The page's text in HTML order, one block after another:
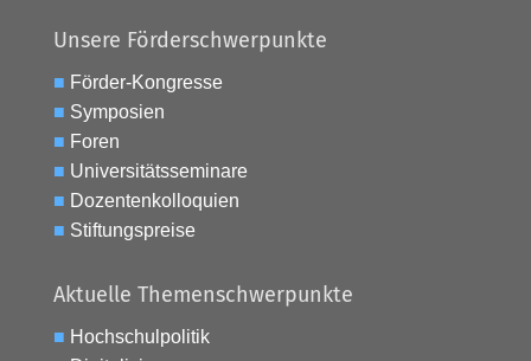
Unsere Förderschwerpunkte
■ Förder-Kongresse
■ Symposien
■ Foren
■ Universitätsseminare
■ Dozentenkolloquien
■ Stiftungspreise
Aktuelle Themenschwerpunkte
■ Hochschulpolitik